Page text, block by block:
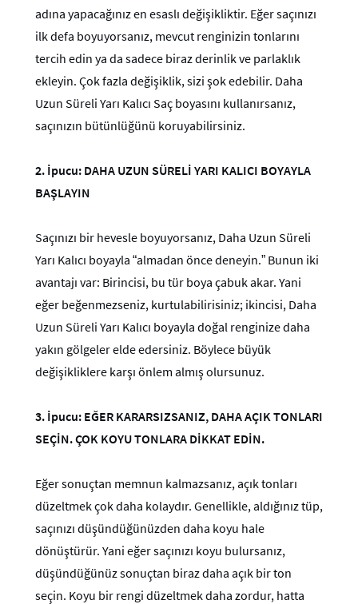
adına yapacağınız en esaslı değişikliktir. Eğer saçınızı
ilk defa boyuyorsanız, mevcut renginizin tonlarını
tercih edin ya da sadece biraz derinlik ve parlaklık
ekleyin. Çok fazla değişiklik, sizi şok edebilir. Daha
Uzun Süreli Yarı Kalıcı Saç boyasını kullanırsanız,
saçınızın bütünlüğünü koruyabilirsiniz.
2. İpucu: DAHA UZUN SÜRELİ YARI KALICI BOYAYLA
BAŞLAYIN
Saçınızı bir hevesle boyuyorsanız, Daha Uzun Süreli
Yarı Kalıcı boyayla “almadan önce deneyin.” Bunun iki
avantajı var: Birincisi, bu tür boya çabuk akar. Yani
eğer beğenmezseniz, kurtulabilirisiniz; ikincisi, Daha
Uzun Süreli Yarı Kalıcı boyayla doğal renginize daha
yakın gölgeler elde edersiniz. Böylece büyük
değişikliklere karşı önlem almış olursunuz.
3. İpucu: EĞER KARARSIZSANIZ, DAHA AÇIK TONLARI
SEÇİN. ÇOK KOYU TONLARA DİKKAT EDİN.
Eğer sonuçtan memnun kalmazsanız, açık tonları
düzeltmek çok daha kolaydır. Genellikle, aldığınız tüp,
saçınızı düşündüğünüzden daha koyu hale
dönüştürür. Yani eğer saçınızı koyu bulursanız,
düşündüğünüz sonuçtan biraz daha açık bir ton
seçin. Koyu bir rengi düzeltmek daha zordur, hatta